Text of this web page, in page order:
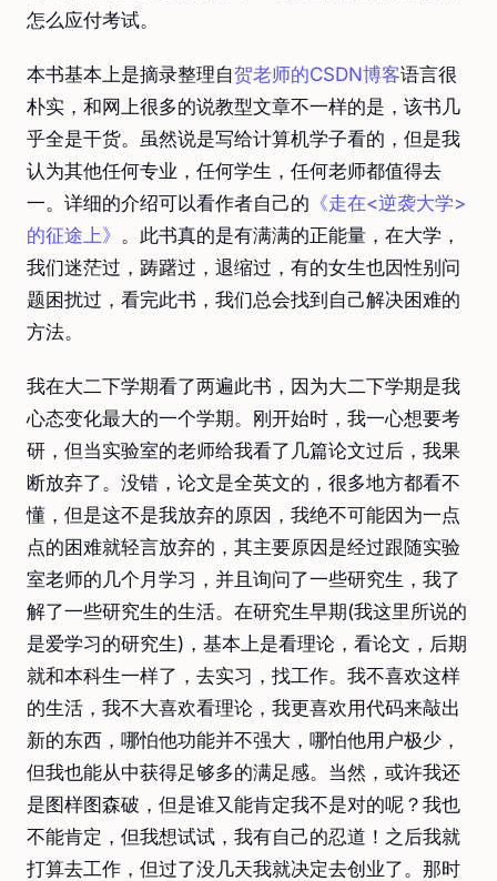
怎么应付考试。
本书基本上是摘录整理自贺老师的CSDN博客语言很
朴实，和网上很多的说教型文章不一样的是，该书几
乎全是干货。虽然说是写给计算机学子看的，但是我
认为其他任何专业，任何学生，任何老师都值得去
一。详细的介绍可以看作者自己的 《走在<逆袭大学>
的征途上》 。此书真的是有满满的正能量，在大学，
我们迷茫过，踌躇过，退缩过，有的女生也因性别问
题困扰过，看完此书，我们总会找到自己解决困难的
方法。
我在大二下学期看了两遍此书，因为大二下学期是我
心态变化最大的一个学期。刚开始时，我一心想要考
研，但当实验室的老师给我看了几篇论文过后，我果
断放弃了。没错，论文是全英文的，很多地方都看不
懂，但是这不是我放弃的原因，我绝不可能因为一点
点的困难就轻言放弃的，其主要原因是经过跟随实验
室老师的几个月学习，并且询问了一些研究生，我了
解了一些研究生的生活。在研究生早期(我这里所说的
是爱学习的研究生)，基本上是看理论，看论文，后期
就和本科生一样了，去实习，找工作。我不喜欢这样
的生活，我不大喜欢看理论，我更喜欢用代码来敲出
新的东西，哪怕他功能并不强大，哪怕他用户极少，
但我也能从中获得足够多的满足感。当然，或许我还
是图样图森破，但是谁又能肯定我不是对的呢？我也
不能肯定，但我想试试，我有自己的忍道！之后我就
打算去工作，但过了没几天我就决定去创业了。那时